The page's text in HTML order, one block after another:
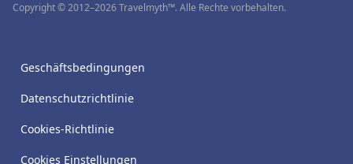
Copyright © 2012–2026 Travelmyth™. Alle Rechte vorbehalten.
Geschäftsbedingungen
Datenschutzrichtlinie
Cookies-Richtlinie
Cookies Einstellungen